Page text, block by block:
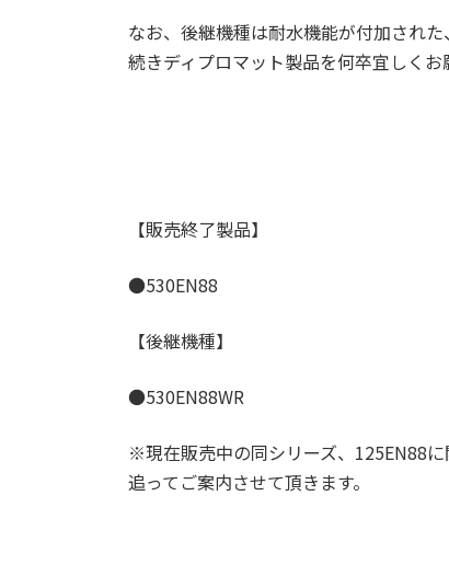
なお、後継機種は耐水機能が付加され
続きディプロマット製品を何卒宜しくお
【販売終了製品】
●530EN88
【後継機種】
●530EN88WR
※現在販売中の同シリーズ、125EN88
追ってご案内させて頂きます。